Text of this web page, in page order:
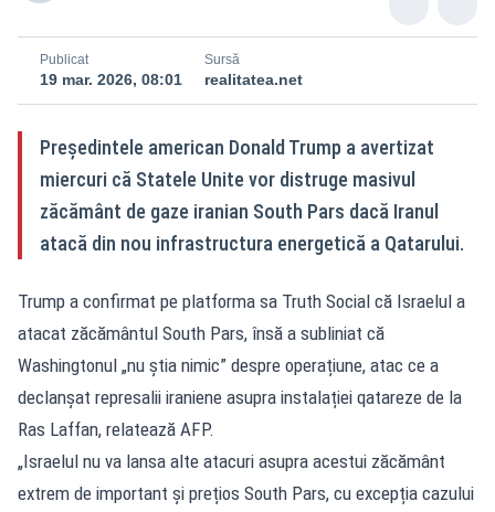
Publicat
19 mar. 2026, 08:01
Sursă
realitatea.net
Președintele american Donald Trump a avertizat
miercuri că Statele Unite vor distruge masivul
zăcământ de gaze iranian South Pars dacă Iranul
atacă din nou infrastructura energetică a Qatarului.
Trump a confirmat pe platforma sa Truth Social că Israelul a
atacat zăcământul South Pars, însă a subliniat că
Washingtonul „nu știa nimic” despre operațiune, atac ce a
declanșat represalii iraniene asupra instalației qatareze de la
Ras Laffan, relatează AFP.
„Israelul nu va lansa alte atacuri asupra acestui zăcământ
extrem de important și prețios South Pars, cu excepția cazului